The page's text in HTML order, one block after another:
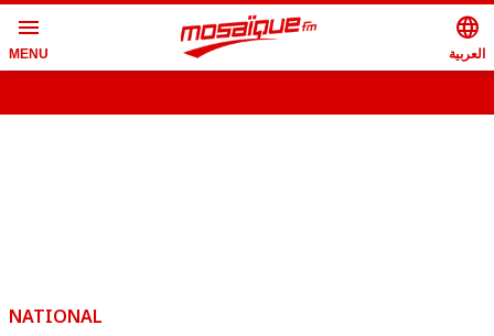
menu
MENU
language
العربية
NATIONAL